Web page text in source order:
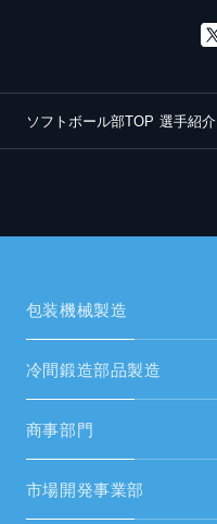
ソフトボール部TOP 選手紹介
包装機械製造
包装機械製造TOP
冷間鍛造部品製造
冷間鍛造部品製造TOP
商事部門
FAシステム・受配電設備
市場開発事業部